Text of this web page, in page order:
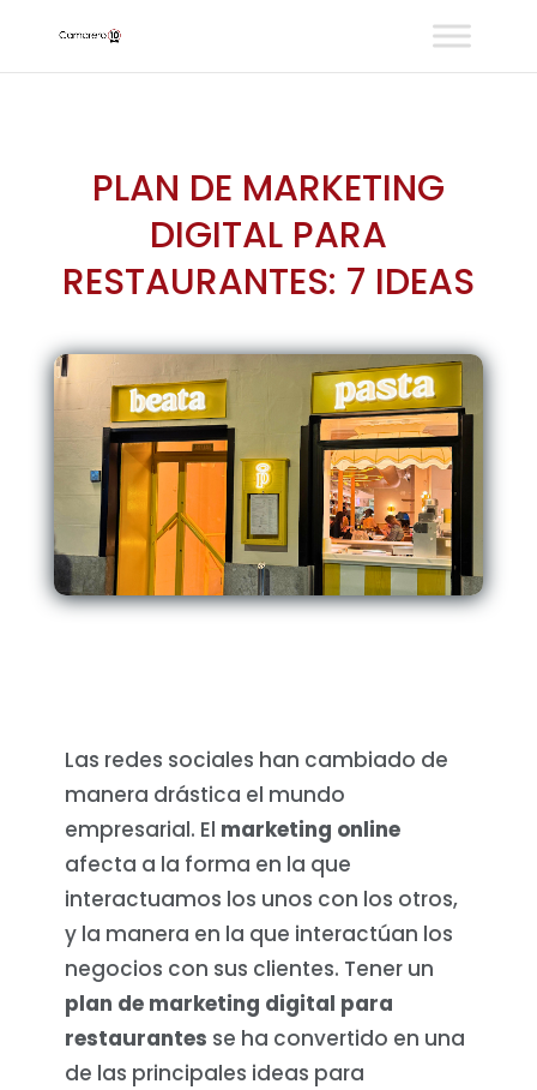
PLAN DE MARKETING
DIGITAL PARA
RESTAURANTES: 7 IDEAS
Las redes sociales han cambiado de
manera drástica el mundo
empresarial. El marketing online
afecta a la forma en la que
interactuamos los unos con los otros,
y la manera en la que interactúan los
negocios con sus clientes. Tener un
plan de marketing digital para
restaurantes se ha convertido en una
de las principales ideas para